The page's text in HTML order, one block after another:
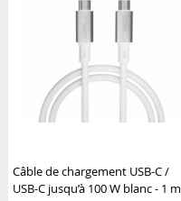
Câble de chargement USB-C /
USB-C jusqu’à 100 W blanc - 1 m